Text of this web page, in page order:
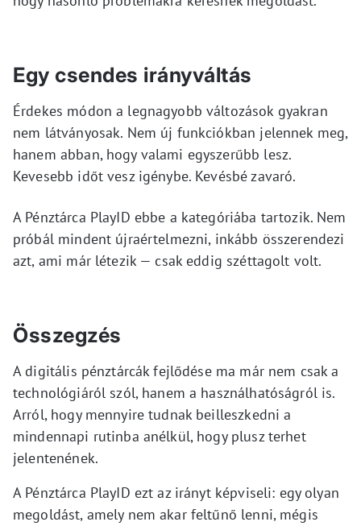
Egy csendes irányváltás
Érdekes módon a legnagyobb változások gyakran
nem látványosak. Nem új funkciókban jelennek meg,
hanem abban, hogy valami egyszerűbb lesz.
Kevesebb időt vesz igénybe. Kevésbé zavaró.
A Pénztárca PlayID ebbe a kategóriába tartozik. Nem
próbál mindent újraértelmezni, inkább összerendezi
azt, ami már létezik — csak eddig széttagolt volt.
Összegzés
A digitális pénztárcák fejlődése ma már nem csak a
technológiáról szól, hanem a használhatóságról is.
Arról, hogy mennyire tudnak beilleszkedni a
mindennapi rutinba anélkül, hogy plusz terhet
jelentenének.
A Pénztárca PlayID ezt az irányt képviseli: egy olyan
megoldást, amely nem akar feltűnő lenni, mégis